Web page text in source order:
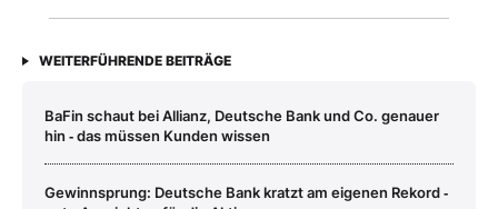
WEITERFÜHRENDE BEITRÄGE
BaFin schaut bei Allianz, Deutsche Bank und Co. genauer
hin ‑ das müssen Kunden wissen
Gewinnsprung: Deutsche Bank kratzt am eigenen Rekord ‑